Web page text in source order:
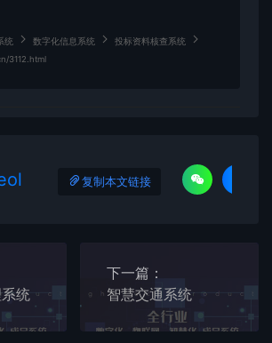
统 数字化信息系统
投标资料核查系统
3112.html
复制本文链接
统
下一篇：
智慧交通系统